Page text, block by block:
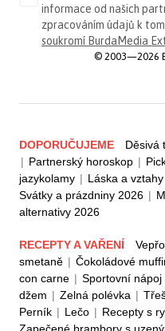
informace od našich
zpracováním údajů k
soukromí BurdaMedia
© 2003—2026
DOPORUČUJEME Děsivá
| Partnerský horoskop |
jazykolamy | Láska a vztahy
Svátky a prázdniny 2026 |
alternativy 2026
RECEPTY A VAŘENÍ
smetaně | Čokoládové
con carne | Sportovní nápoj
džem | Zelná polévka |
Perník | Lečo | Recepty s